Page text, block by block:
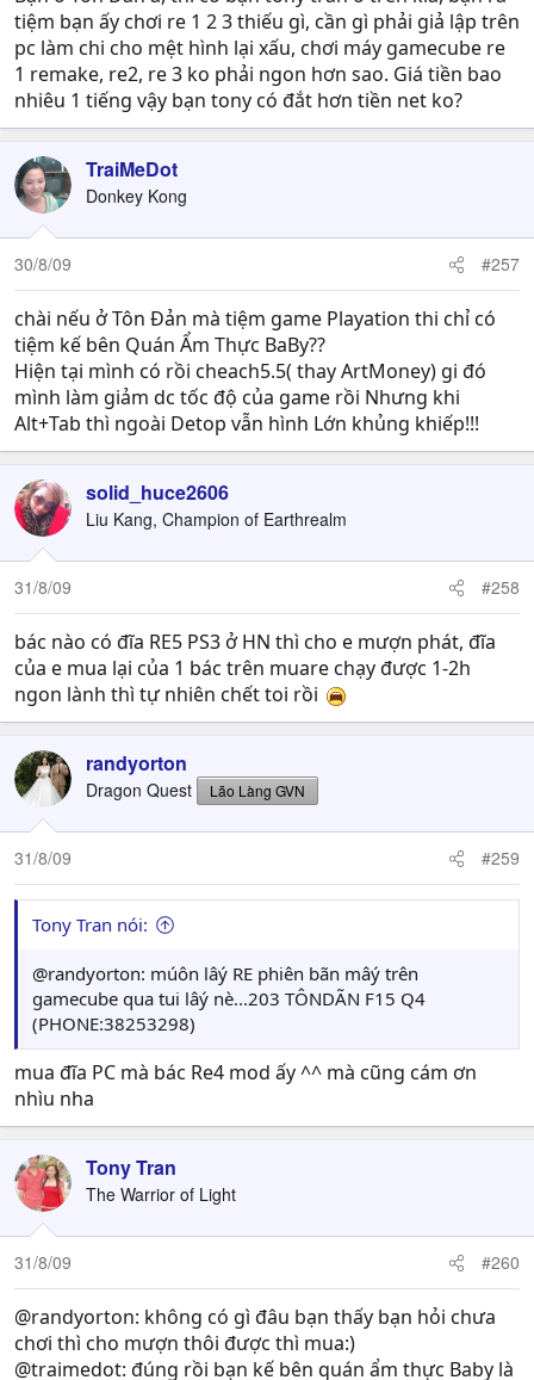
tiệm bạn ấy chơi re 1 2 3 thiếu gì, cần gì phải giả lập trên
pc làm chi cho mệt hình lại xấu, chơi máy gamecube re
1 remake, re2, re 3 ko phải ngon hơn sao. Giá tiền bao
nhiêu 1 tiếng vậy bạn tony có đắt hơn tiền net ko?
TraiMeDot
Donkey Kong
30/8/09 #257
chài nếu ở Tôn Đản mà tiệm game Playation thi chỉ có
tiệm kế bên Quán Ẩm Thực BaBy??
Hiện tại mình có rồi cheach5.5( thay ArtMoney) gi đó
mình làm giảm dc tốc độ của game rồi Nhưng khi
Alt+Tab thì ngoài Detop vẫn hình Lớn khủng khiếp!!!
solid_huce2606
Liu Kang, Champion of Earthrealm
31/8/09 #258
bác nào có đĩa RE5 PS3 ở HN thì cho e mượn phát, đĩa
của e mua lại của 1 bác trên muare chạy được 1-2h
ngon lành thì tự nhiên chết toi rồi
randyorton
Dragon Quest Lão Làng GVN
31/8/09 #259
Tony Tran nói:
@randyorton: múôn lâý RE phiên bãn mâý trên
gamecube qua tui lâý nè...203 TÔNDÃN F15 Q4
(PHONE:38253298)
mua đĩa PC mà bác Re4 mod ấy ^^ mà cũng cám ơn
nhìu nha
Tony Tran
The Warrior of Light
31/8/09 #260
@randyorton: không có gì đâu bạn thấy bạn hỏi chưa
chơi thì cho mượn thôi được thì mua:)
@traimedot: đúng rồi bạn kế bên quán ẩm thực Baby là